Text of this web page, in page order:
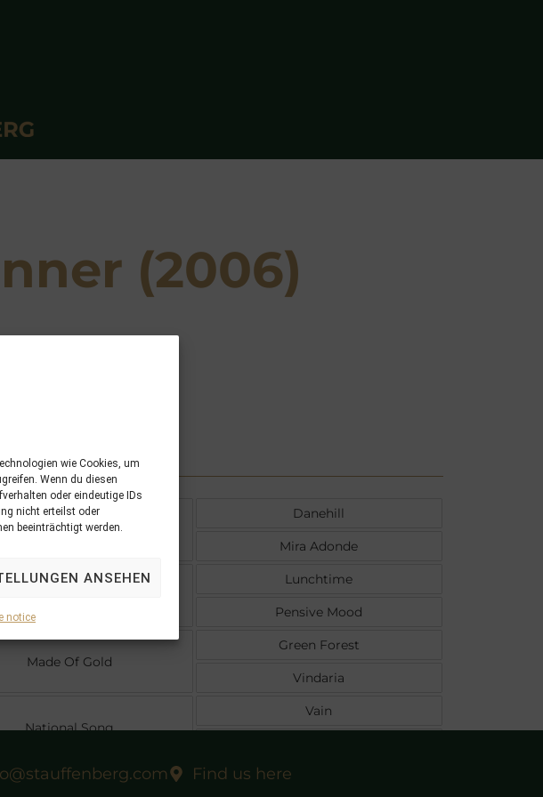
wie Cookies, um
Wenn du diesen
oder eindeutige IDs
nicht erteilst oder
beeinträchtigt werden.
ANSEHEN
notice
(2006)
Stud
Danehill Dancer
Made Of Gold
National Song
Danehill
Mira Adonde
Lunchtime
Pensive Mood
Green Forest
Vindaria
Vain
Find us here